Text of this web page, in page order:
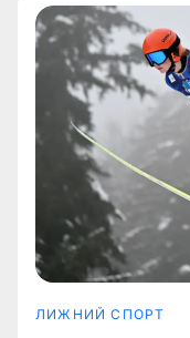
ЛИЖНИЙ СПОРТ